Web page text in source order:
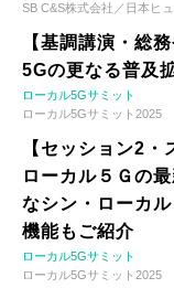
SB C&S株式会社／日本ヒ
【基調講演・総
5Gの更なる普及
ローカル5Gサミット
ローカル5Gサミット2025
【セッション2
ローカル５Ｇの
なシン・ローカ
機能もご紹介
ローカル5Gサミット
ローカル5Gサミット2025